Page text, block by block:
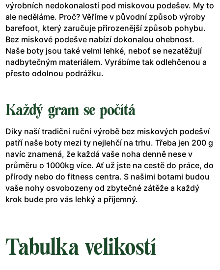
výrobních nedokonalostí pod miskovou podešev. My to
ale neděláme. Proč? Věříme v původní způsob výroby
barefoot, který zaručuje přirozenější způsob pohybu.
Bez miskové podešve nabízí dokonalou ohebnost.
Naše boty jsou také velmi lehké, neboť se nezatěžují
nadbytečným materiálem. Vyrábíme tak odlehčenou a
přesto odolnou podrážku.
Každý gram se počítá
Díky naší tradiční ruční výrobě bez miskových podešví
patří naše boty mezi ty nejlehčí na trhu. Třeba jen 200 g
navíc znamená, že každá vaše noha denně nese v
průměru o 1000kg více. Ať už jste na cestě do práce, do
přírody nebo do fitness centra. S našimi botami budou
vaše nohy osvobozeny od zbytečné zátěže a každý
krok bude pro vás lehký a příjemný.
Tabulka velikostí